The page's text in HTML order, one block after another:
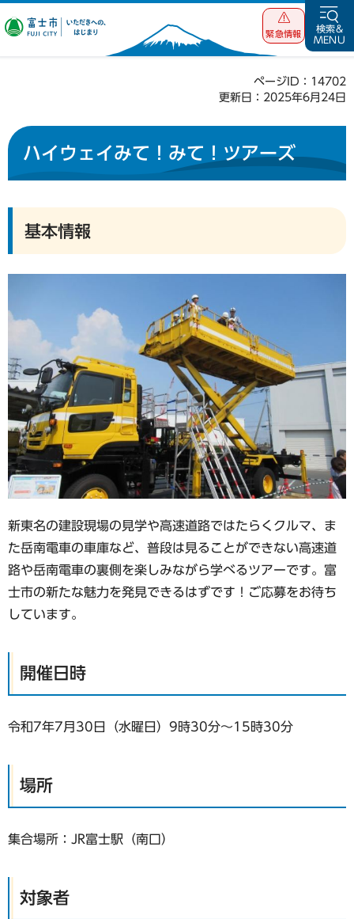
富士市 いただ
緊急情報
検索&
MENU
ページID：14702
更新日：2025年6月24日
ハイウェイみて！みて！ツアーズ
基本情報
新東名の建設現場の見学や高速道路ではたらくクルマ、ま
た岳南電車の車庫など、普段は見ることができない高速道
路や岳南電車の裏側を楽しみながら学べるツアーです。富
士市の新たな魅力を発見できるはずです！ご応募をお待ち
しています。
開催日時
令和7年7月30日（水曜日）9時30分～15時30分
場所
集合場所：JR富士駅（南口）
対象者